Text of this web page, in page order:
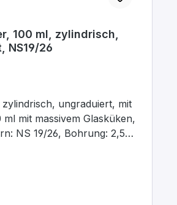
100 ml, zylindrisch,
NS19/26
ungraduiert, mit
ml mit massivem Glasküken,
NS 19/26, Bohrung: 2,5